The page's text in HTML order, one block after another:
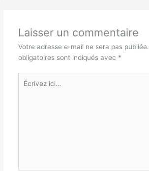
Laisser un commentaire
Votre adresse e-mail ne sera pas publiée.
obligatoires sont indiqués avec *
Écrivez
ici…